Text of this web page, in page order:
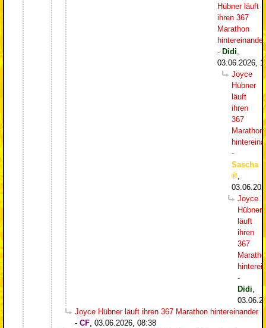
Hübner läuft
ihren 367
Marathon
hintereinander
- Didi
03.06.2026,
Joyce
Hübner
läuft
ihren
367
Marathon
-
Sascha
Joyce
Hübner
läuft
ihren
367
-
Didi
Joyce Hübner läuft ihren 367 Marathon hintereinander
- CF 03.06.2026, 08:38